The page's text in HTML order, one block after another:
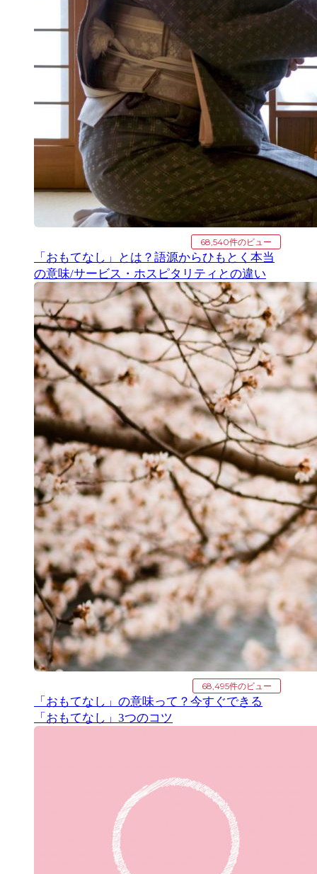
68,540件のビュー
「おもてなし」とは？語源からひもとく本当
の意味/サービス・ホスピタリティとの違い
68,495件のビュー
「おもてなし」の意味って？今すぐできる
「おもてなし」3つのコツ